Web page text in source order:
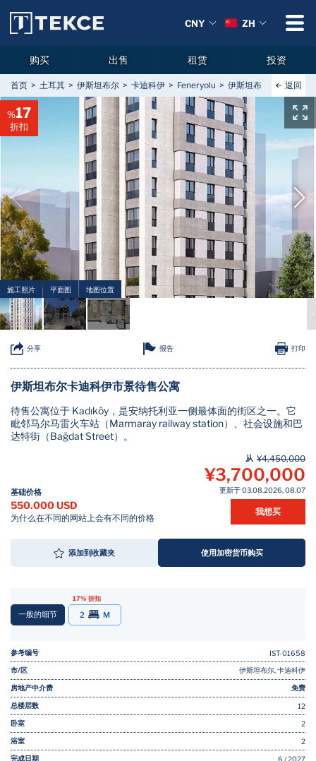
首页 土耳其 伊斯坦布尔 卡迪科伊 Feneryolu 伊斯坦布尔卡迪科伊市
返回
%17
折扣
施工照片 平面图 地图位置
分享 报告 打印
伊斯坦布尔卡迪科伊市景待售公寓
待售公寓位于 Kadıköy，是安纳托利亚一侧最体面的街区之一。它
毗邻马尔马雷火车站（Marmaray railway station）、社会设施和巴
达特街（Bağdat Street）。
基础价格
550.000 USD
为什么在不同的网站上会有不同的价格
从 ¥4,450,000
¥3,700,000
更新于 03.08.2026, 08.07
我想买
添加到收藏夹 使用加密货币购买
一般的细节
17% 折扣
2 M
参考编号
IST-01658
市/区
伊斯坦布尔, 卡迪科伊
房地产中介费 免费
总楼层数
12
卧室
2
浴室
2
完成日期
6 / 2027
CNY ZH
购买 出售 租赁 投资